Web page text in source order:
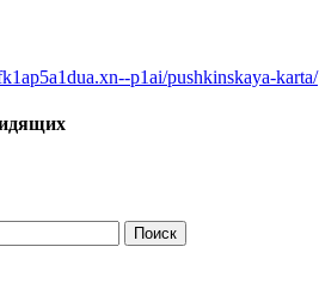
p1ai/pushkinskaya-karta/